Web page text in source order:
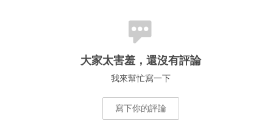
大家太害羞，還沒有評論
我來幫忙寫一下
寫下你的評論